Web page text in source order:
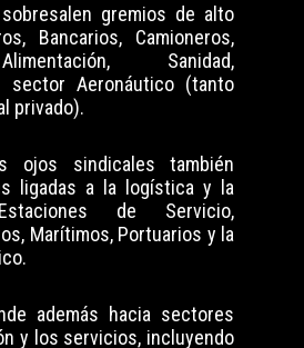
gremios de alto
Bancarios, Camioneros,
Sanidad,
sector Aeronáutico (tanto
privado).
ojos sindicales también
ligadas a la logística y la
de Servicio,
Marítimos, Portuarios y la
además hacia sectores
y los servicios, incluyendo